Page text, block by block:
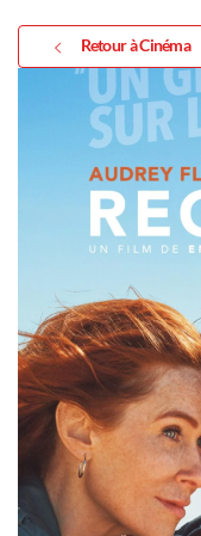
Retour à Cinéma